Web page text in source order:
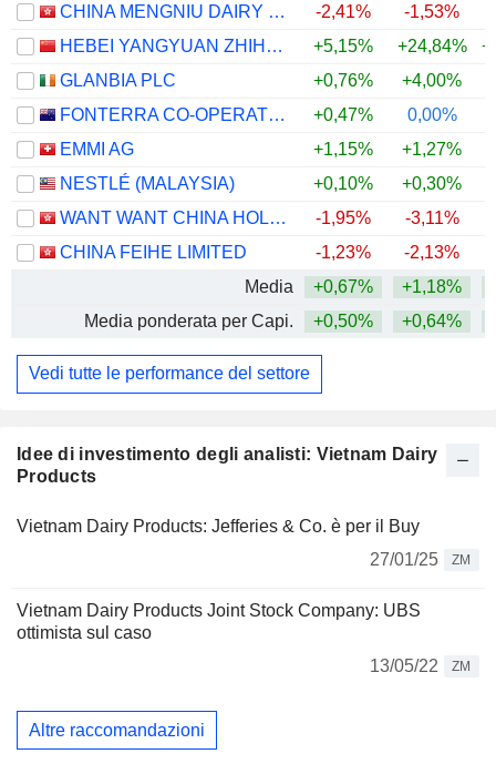
Idee di investimento degli analisti: Vietnam Dairy
Products
Vietnam Dairy Products: Jefferies & Co. è per il Buy
27/01/25
ZM
Vietnam Dairy Products Joint Stock Company: UBS
ottimista sul caso
13/05/22
ZM
Altre raccomandazioni
CHINA MENGNIU DAIRY COMPANY LIMITED
-2,41% -1,53%
HEBEI YANGYUAN ZHIHUI BEVERAGE CO., LTD.
+5,15% +24,84%
GLANBIA PLC
+0,76% +4,00%
FONTERRA CO-OPERATIVE GROUP LIMITED
+0,47% 0,00%
EMMI AG
+1,15% +1,27%
NESTLÉ (MALAYSIA)
+0,10% +0,30%
WANT WANT CHINA HOLDINGS LIMITED
-1,95% -3,11%
CHINA FEIHE LIMITED
-1,23% -2,13%
Media
+0,67% +1,18%
Media ponderata per Capi.
+0,50% +0,64%
Vedi tutte le performance del settore